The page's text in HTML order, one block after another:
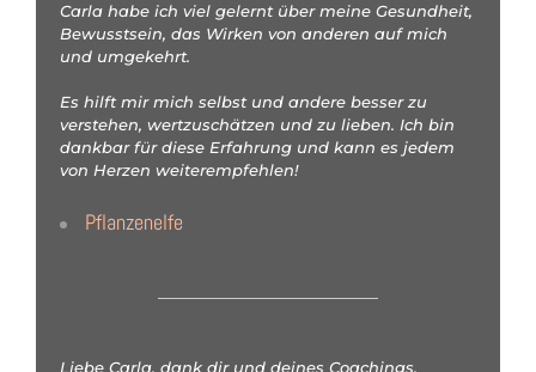
Carla habe ich viel gelernt über meine Gesundheit,
Bewusstsein, das Wirken von anderen auf mich
und umgekehrt.
Es hilft mir mich selbst und andere besser zu
verstehen, wertzuschätzen und zu lieben. Ich bin
dankbar für diese Erfahrung und kann es jedem
von Herzen weiterempfehlen!
Pflanzenelfe
Liebe Carla, dank dir und deines Coachings,